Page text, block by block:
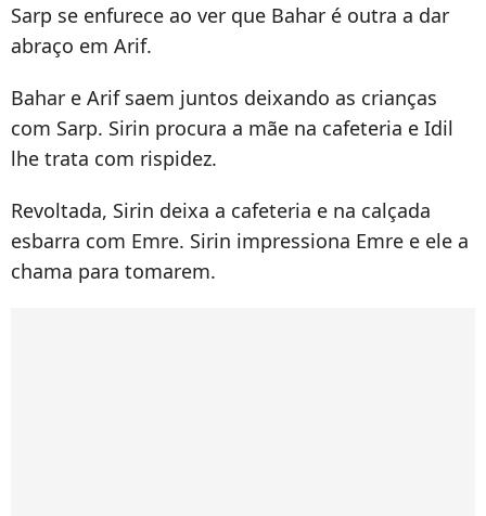
Sarp se enfurece ao ver que Bahar é outra a dar
abraço em Arif.
Bahar e Arif saem juntos deixando as crianças
com Sarp. Sirin procura a mãe na cafeteria e Idil
lhe trata com rispidez.
Revoltada, Sirin deixa a cafeteria e na calçada
esbarra com Emre. Sirin impressiona Emre e ele a
chama para tomarem.